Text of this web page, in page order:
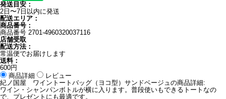
発送目安：
2日〜7日以内に発送
配送エリア：
商品番号：
商品番号 2701-4960320037116
店舗受取
配送方法：
常温便でお届けします
送料：
600円
商品詳細
レビュー
紀ノ国屋 ワイントートバッグ（ヨコ型）サンドベージュの商品詳細:
ワイン・シャンパンボトルが横に入ります。普段使いもできるトートなの
で、プレゼントにも最適です。